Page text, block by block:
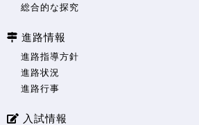
総合的な探究
進路情報
進路指導方針
進路状況
進路行事
入試情報